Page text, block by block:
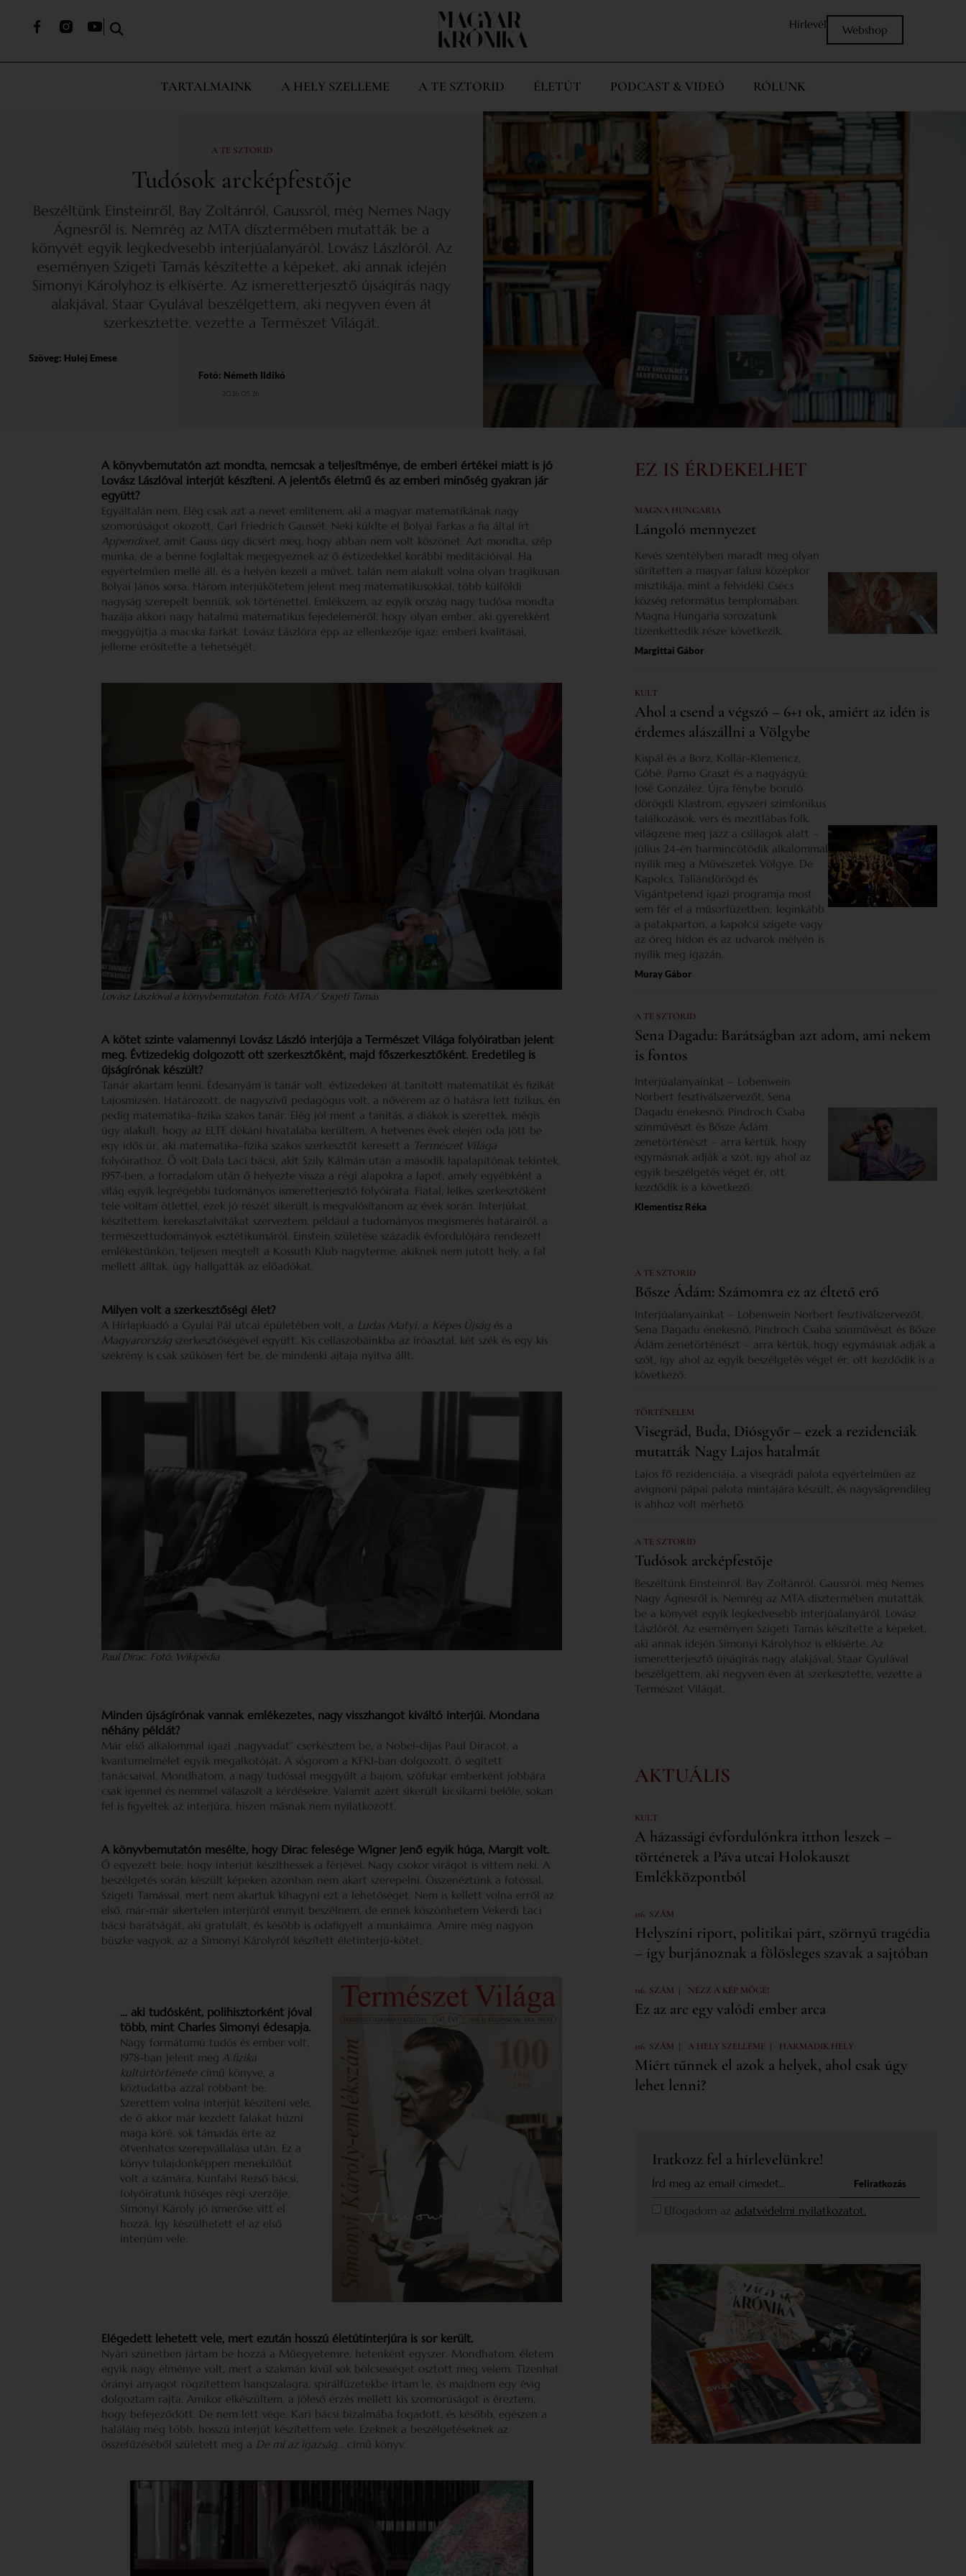
Hírlevél Webshop
TARTALMAINK A HELY SZELLEME A TE SZTORID ÉLETÚT PODCAST & VIDEÓ RÓLUNK
A TE SZTORID
Tudósok arcképfestője
Beszéltünk Einsteinről, Bay Zoltánról, Gaussról, még Nemes Nagy
Ágnesről is. Nemrég az MTA dísztermében mutatták be a
könyvét egyik legkedvesebb interjúalanyáról, Lovász Lászlóról. Az
eseményen Szigeti Tamás készítette a képeket, aki annak idején
Simonyi Károlyhoz is elkísérte. Az ismeretterjesztő újságírás nagy
alakjával, Staar Gyulával beszélgettem, aki negyven éven át
szerkesztette, vezette a Természet Világát.
Szöveg: Hulej Emese
Fotó: Németh Ildikó
2026.05.26.
A könyvbemutatón azt mondta, nemcsak a teljesítménye, de emberi értékei miatt is jó
Lovász Lászlóval interjút készíteni. A jelentős életmű és az emberi minőség gyakran jár
együtt?
Egyáltalán nem. Elég csak azt a nevet említenem, aki a magyar matematikának nagy
szomorúságot okozott, Carl Friedrich Gaussét. Neki küldte el Bolyai Farkas a fia által írt
Appendixet, amit Gauss úgy dicsért meg, hogy abban nem volt köszönet. Azt mondta, szép
munka, de a benne foglaltak megegyeznek az ő évtizedekkel korábbi meditációival. Ha
egyértelműen mellé áll, és a helyén kezeli a művet, talán nem alakult volna olyan tragikusan
Bolyai János sorsa. Három interjúkötetem jelent meg matematikusokkal, több külföldi
nagyság szerepelt bennük, sok történettel. Emlékszem, az egyik ország nagy tudósa mondta
hazája akkori nagy hatalmú matematikus fejedeleméről, hogy olyan ember, aki gyerekként
meggyújtja a macska farkát. Lovász Lászlóra épp az ellenkezője igaz: emberi kvalitásai,
jelleme erősítette a tehetségét.
Lovász Lászlóval a könyvbemutatón. Fotó: MTA / Szigeti Tamás
A kötet szinte valamennyi Lovász László interjúja a Természet Világa folyóiratban jelent
meg. Évtizedekig dolgozott ott szerkesztőként, majd főszerkesztőként. Eredetileg is
újságírónak készült?
Tanár akartam lenni. Édesanyám is tanár volt, évtizedeken át tanított matematikát és fizikát
Lajosmizsén. Határozott, de nagyszívű pedagógus volt, a nővérem az ő hatásra lett fizikus, én
pedig matematika–fizika szakos tanár. Elég jól ment a tanítás, a diákok is szerettek, mégis
úgy alakult, hogy az ELTE dékáni hivatalába kerültem. A hetvenes évek elején oda jött be
egy idős úr, aki matematika–fizika szakos szerkesztőt keresett a Természet Világa
folyóirathoz. Ő volt Dala Laci bácsi, akit Szily Kálmán után a második lapalapítónak tekintek.
1957-ben, a forradalom után ő helyezte vissza a régi alapokra a lapot, amely egyébként a
világ egyik legrégebbi tudományos ismeretterjesztő folyóirata. Fiatal, lelkes szerkesztőként
tele voltam ötlettel, ezek jó részét sikerült is megvalósítanom az évek során. Interjúkat
készítettem, kerekasztalvitákat szerveztem, például a tudományos megismerés határairól, a
természettudományok esztétikumáról. Einstein születése századik évfordulójára rendezett
emlékestünkön, teljesen megtelt a Kossuth Klub nagyterme, akiknek nem jutott hely, a fal
mellett álltak, úgy hallgatták az előadókat.
Milyen volt a szerkesztőségi élet?
A Hírlapkiadó a Gyulai Pál utcai épületében volt, a Ludas Matyi, a Képes Újság és a
Magyarország szerkesztőségével együtt. Kis cellaszobáinkba az íróasztal, két szék és egy kis
szekrény is csak szűkösen fért be, de mindenki ajtaja nyitva állt.
Paul Dirac. Fotó: Wikipédia
Minden újságírónak vannak emlékezetes, nagy visszhangot kiváltó interjúi. Mondana
néhány példát?
Már első alkalommal igazi „nagyvadat” cserkésztem be, a Nobel-díjas Paul Diracot, a
kvantumelmélet egyik megalkotóját. A sógorom a KFKI-ban dolgozott, ő segített
tanácsaival. Mondhatom, a nagy tudóssal meggyűlt a bajom, szófukar emberként jobbára
csak igennel és nemmel válaszolt a kérdésekre. Valamit azért sikerült kicsikarni belőle, sokan
fel is figyeltek az interjúra, hiszen másnak nem nyilatkozott.
A könyvbemutatón mesélte, hogy Dirac felesége Wigner Jenő egyik húga, Margit volt.
Ő egyezett bele, hogy interjút készíthessek a férjével. Nagy csokor virágot is vittem neki. A
beszélgetés során készült képeken azonban nem akart szerepelni. Összenéztünk a fotóssal,
Szigeti Tamással, mert nem akartuk kihagyni ezt a lehetőséget. Nem is kellett volna erről az
első, már-már sikertelen interjúról ennyit beszélnem, de ennek köszönhetem Vekerdi Laci
bácsi barátságát, aki gratulált, és később is odafigyelt a munkáimra. Amire még nagyon
büszke vagyok, az a Simonyi Károlyról készített életinterjú-kötet.
… aki tudósként, polihisztorként jóval
több, mint Charles Simonyi édesapja.
Nagy formátumú tudós és ember volt,
1978-ban jelent meg A fizika
kultúrtörténetecímű könyve, a
köztudatba azzal robbant be.
Szerettem volna interjút készíteni vele,
de ő akkor már kezdett falakat húzni
maga köré, sok támadás érte az
ötvenhatos szerepvállalása után. Ez a
könyv tulajdonképpen menekülőút
volt a számára. Kunfalvi Rezső bácsi,
folyóiratunk hűséges régi szerzője,
Simonyi Károly jó ismerőse vitt el
hozzá. Így készülhetett el az első
interjúm vele.
Elégedett lehetett vele, mert ezután hosszú életútinterjúra is sor került.
Nyári szünetben jártam be hozzá a Műegyetemre, hetenként egyszer. Mondhatom, életem
egyik nagy élménye volt, mert a szakmán kívül sok bölcsességet osztott meg velem. Tizenhat
órányi anyagot rögzítettem hangszalagra, spirálfüzetekbe írtam le, és majdnem egy évig
dolgoztam rajta. Amikor elkészültem, a jóleső érzés mellett kis szomorúságot is éreztem,
hogy befejeződött. De nem lett vége. Kari bácsi bizalmába fogadott, és később, egészen a
haláláig még több, hosszú interjút készítettem vele. Ezeknek a beszélgetéseknek az
összefűzéséből született meg a De mi az igazság… című könyv.
EZ IS ÉRDEKELHET
MAGNA HUNGARIA
Lángoló mennyezet
Kevés szentélyben maradt meg olyan
sűrítetten a magyar falusi középkor
misztikája, mint a felvidéki Csécs
község református templomában.
Magna Hungaria sorozatunk
tizenkettedik része következik.
Margittai Gábor
KULT
Ahol a csend a végszó – 6+1 ok, amiért az idén is
érdemes alászállni a Völgybe
Kispál és a Borz, Kollár-Klemencz,
Góbé, Parno Graszt és a nagyágyú:
José González. Újra fénybe boruló
dörögdi Klastrom, egyszeri szimfonikus
találkozások, vers és mezítlábas folk,
világzene meg jazz a csillagok alatt –
július 24-én harmincötödik alkalommal
nyílik meg a Művészetek Völgye. De
Kapolcs, Taliándörögd és
Vigántpetend igazi programja most
sem fér el a műsorfüzetben: leginkább
a patakparton, a kapolcsi szigete vagy
az öreg hídon és az udvarok mélyén is
nyílik meg igazán.
Muray Gábor
A TE SZTORID
Sena Dagadu: Barátságban azt adom, ami nekem
is fontos
Interjúalanyainkat – Lobenwein
Norbert fesztiválszervezőt, Sena
Dagadu énekesnő, Pindroch Csaba
színművészt és Bősze Ádám
zenetörténészt – arra kértük, hogy
egymásnak adják a szót, így ahol az
egyik beszélgetés véget ér, ott
kezdődik is a következő.
Klementisz Réka
A TE SZTORID
Bősze Ádám: Számomra ez az éltető erő
Interjúalanyainkat – Lobenwein Norbert fesztiválszervezőt,
Sena Dagadu énekesnő, Pindroch Csaba színművészt és Bősze
Ádám zenetörténészt – arra kértük, hogy egymásnak adják a
szót, így ahol az egyik beszélgetés véget ér, ott kezdődik is a
következő.
TÖRTÉNELEM
Visegrád, Buda, Diósgyőr – ezek a rezidenciák
mutatták Nagy Lajos hatalmát
Lajos fő rezidenciája, a visegrádi palota egyértelműen az
avignoni pápai palota mintájára készült, és nagyságrendileg
is ahhoz volt mérhető.
A TE SZTORID
Tudósok arcképfestője
Beszéltünk Einsteinről, Bay Zoltánról, Gaussról, még Nemes
Nagy Ágnesről is. Nemrég az MTA dísztermében mutatták
be a könyvét egyik legkedvesebb interjúalanyáról, Lovász
Lászlóról. Az eseményen Szigeti Tamás készítette a képeket,
aki annak idején Simonyi Károlyhoz is elkísérte. Az
ismeretterjesztő újságírás nagy alakjával, Staar Gyulával
beszélgettem, aki negyven éven át szerkesztette, vezette a
Természet Világát.
AKTUÁLIS
KULT
A házassági évfordulónkra itthon leszek –
történetek a Páva utcai Holokauszt
Emlékközpontból
116. SZÁM
Helyszíni riport, politikai párt, szörnyű tragédia
– így burjánoznak a fölösleges szavak a sajtóban
116. SZÁM | NÉZZ A KÉP MÖGÉ!
Ez az arc egy valódi ember arca
116. SZÁM | A HELY SZELLEME | HARMADIK HELY
Miért tűnnek el azok a helyek, ahol csak úgy
lehet lenni?
Iratkozz fel a hírlevelünkre!
Elfogadom az adatvédelmi nyilatkozatot.
Feliratkozás